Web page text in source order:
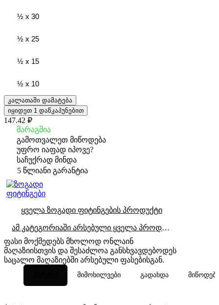
½ x 30
½ x 25
½ x 15
½ x 10
კალათაში დამატება
იყიდეთ 1 დაწკაპუნებით
147.42 ₽
მარაგშია
გამოთვალეთ მიწოდება
უფრო იაფად იპოვე?
საჩუქრად მინდა
5 წლიანი გარანტია
ყველა ზოგადი ფიტინგების პროდუქტი
ამ კატეგორიაში არსებული ყველა პროდუქტი
ფასი მოქმედებს მხოლოდ ონლაინ
მაღაზიისთვის და შესაძლოა განსხვავდებოდეს
საცალო მაღაზიებში არსებული ფასებისგან.
მიმოხილვები გადახდა მიწოდება